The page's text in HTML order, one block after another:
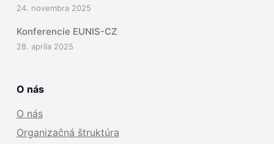
24. novembra 2025
Konferencie EUNIS-CZ
28. apríla 2025
O nás
O nás
Organizačná štruktúra